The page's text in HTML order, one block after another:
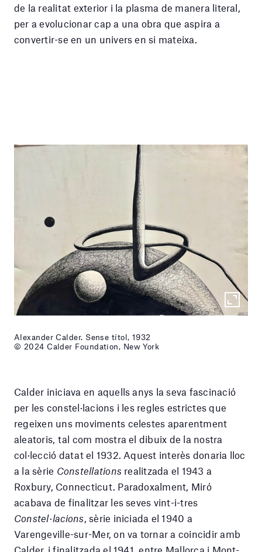
de la realitat exterior i la plasma de manera literal,
per a evolucionar cap a una obra que aspira a
convertir-se en un univers en si mateixa.
Alexander Calder. Sense títol, 1932
© 2024 Calder Foundation, New York
Calder iniciava en aquells anys la seva fascinació
per les constel·lacions i les regles estrictes que
regeixen uns moviments celestes aparentment
aleatoris, tal com mostra el dibuix de la nostra
col·lecció datat el 1932. Aquest interès donaria lloc
a la sèrie Constellations realitzada el 1943 a
Roxbury, Connecticut. Paradoxalment, Miró
acabava de finalitzar les seves vint-i-tres
Constel·lacions , sèrie iniciada el 1940 a
Varengeville-sur-Mer, on va tornar a coincidir amb
Calder, i finalitzada el 1941, entre Mallorca i Mont-